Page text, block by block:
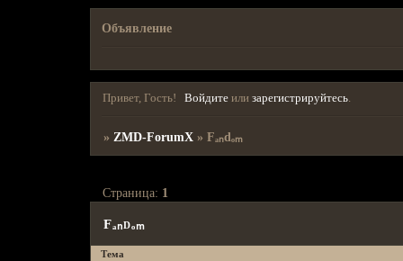
Объявление
Привет, Гость! Войдите илизарегистрируйтесь.
» ZMD-ForumX »Fₐₙdₒₘ
Fₐₙdₒₘ
Страница: 1
Тема